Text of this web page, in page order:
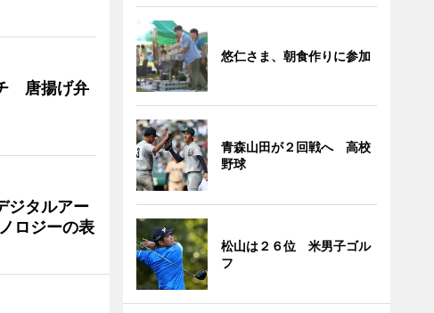
唐揚げ弁
ジタルアー
ロジーの表
悠仁さま、朝食作りに参加
青森山田が２回戦へ 高校
野球
松山は２６位 米男子ゴル
フ